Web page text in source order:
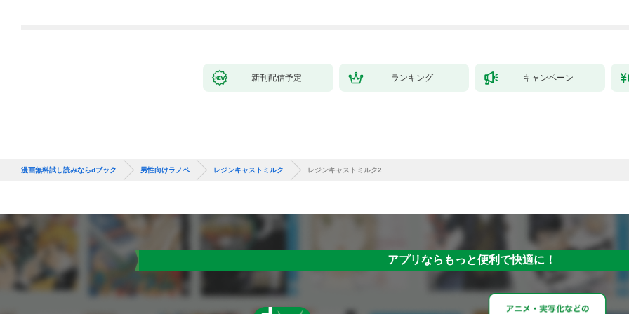
新刊配信予定 ランキング キャンペーン
漫画無料試し読みならdブック 男性向けラノベ レジンキャストミルク レジンキャストミルク2
アプリならもっと便利で快適に！